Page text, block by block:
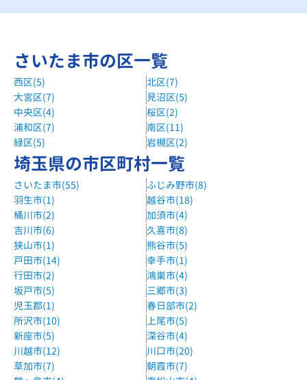
さいたま市の区一覧
西区(5)
北区(7)
大宮区(7)
見沼区(5)
中央区(4)
桜区(2)
浦和区(7)
南区(11)
緑区(5)
岩槻区(2)
埼玉県の市区町村一覧
さいたま市(55)
ふじみ野市(8)
羽生市(1)
越谷市(18)
桶川市(2)
加須市(4)
吉川市(6)
久喜市(8)
狭山市(1)
熊谷市(5)
戸田市(14)
幸手市(1)
行田市(2)
鴻巣市(4)
坂戸市(5)
三郷市(3)
児玉郡(1)
春日部市(2)
所沢市(10)
上尾市(5)
新座市(5)
深谷市(4)
川越市(12)
川口市(20)
草加市(7)
朝霞市(7)